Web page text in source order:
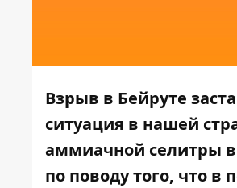
Взрыв в Бейруте
ситуация в нашей
аммиачной селитры
по поводу того, что в